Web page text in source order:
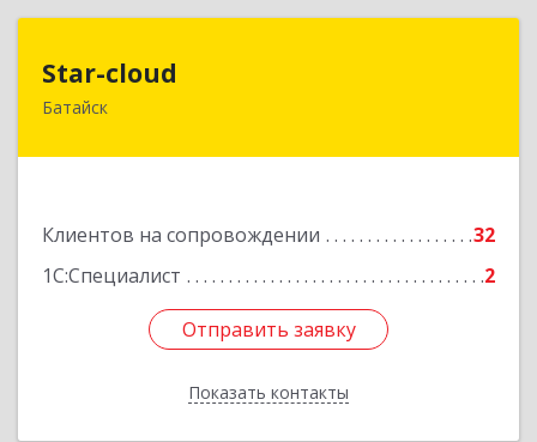
Star-cloud
Батайск
Клиентов на сопровождении
32
1С:Специалист
2
Отправить заявку
Показать контакты
346880, Ростовская обл, Батайск г, Фермерская
Отправить заявку
Назад